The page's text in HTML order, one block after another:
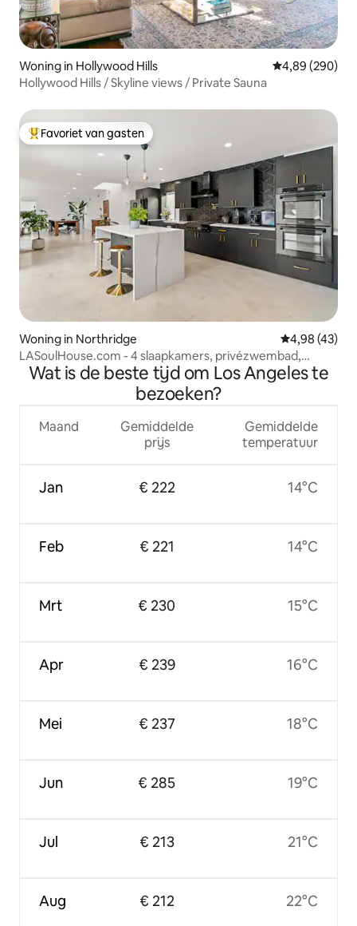
Woning in Hollywood Hills Gemiddelde
4,89 (290)
Hollywood Hills / Skyline views / Private Sauna
Topfavoriet van gasten
Favoriet van gasten
Woning in Northridge Gemiddelde
4,98 (43)
LASoulHouse.com - 4 slaapkamers, privézwembad,
oasistuin
Wat is de beste tijd om Los Angeles te
bezoeken?
Maand
Jan
Feb
Mrt
Apr
Mei
Jun
Jul
Aug
Gemiddelde
prijs
€ 222
€ 221
€ 230
€ 239
€ 237
€ 285
€ 213
€ 212
Gemiddelde
temperatuur
14°C
14°C
15°C
16°C
18°C
19°C
21°C
22°C